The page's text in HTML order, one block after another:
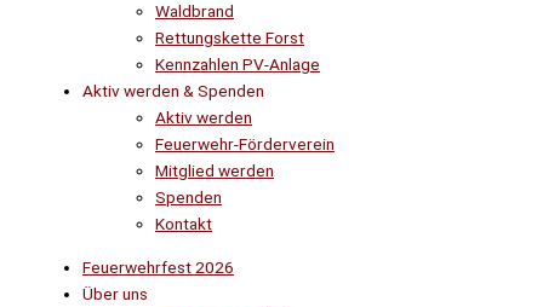
Waldbrand
Rettungskette Forst
Kennzahlen PV-Anlage
Aktiv werden & Spenden
Aktiv werden
Feuerwehr-Förderverein
Mitglied werden
Spenden
Kontakt
Feuerwehrfest 2026
Über uns